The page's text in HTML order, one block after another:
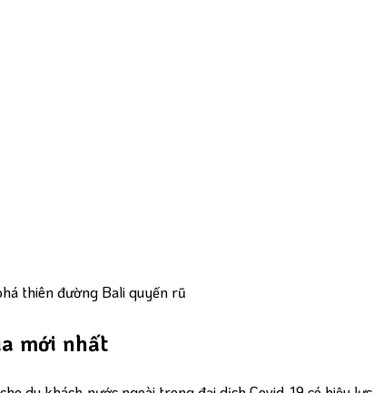
thiên đường Bali quyến rũ
mới nhất